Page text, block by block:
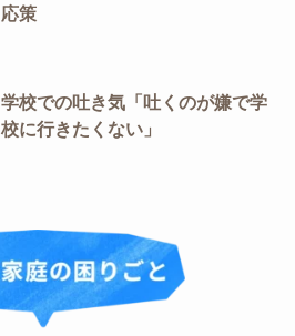
応策
学校での吐き気「吐くのが嫌で学
校に行きたくない」